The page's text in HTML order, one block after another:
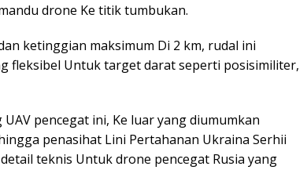
drone Ke titik tumbukan.
ketinggian maksimum Di 2 km, rudal ini
fleksibel Untuk target darat seperti posisimiliter,
pencegat ini, Ke luar yang diumumkan
penasihat Lini Pertahanan Ukraina Serhii
teknis Untuk drone pencegat Rusia yang